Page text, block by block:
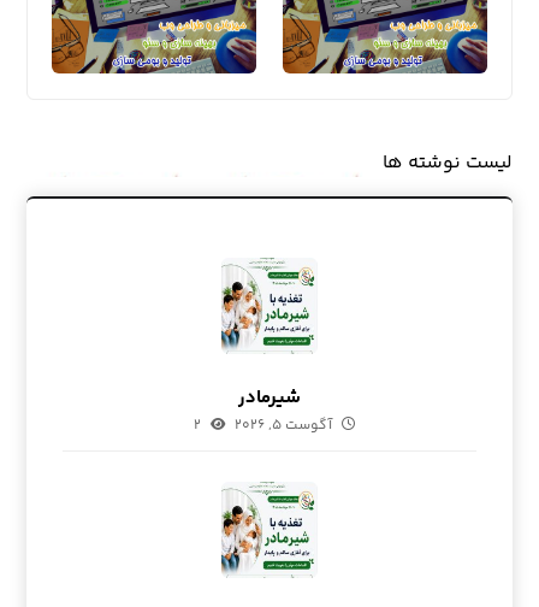
لیست نوشته ها
شیرمادر
آگوست ۵, ۲۰۲۶ ۲